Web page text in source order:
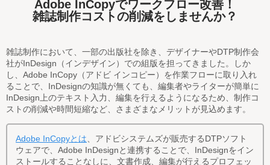
Adobe InCopyでワークフロー改善！
雑誌制作コストの削減をしませんか？
雑誌制作において、一部の出版社を除き、デザイナーやDTP制作会
社がInDesign（インデザイン）での組版を担ってきました。しか
し、Adobe InCopy（アドビ インコピー）を作業フローに取り入れ
ることで、InDesignの知識が無くても、編集者やライターが簡単に
InDesign上のテキスト入力、編集を行えるようになるため、制作コ
ストの削減や時間短縮など、さまざまなメリットが見込めます。
Adobe InCopyとは 、アドビシステムズが販売するDTPソフト
ウェアで、Adobe InDesignと連携することで、InDesignをイン
ストールすることなしに、文書作成、編集が行えるプロフェッ